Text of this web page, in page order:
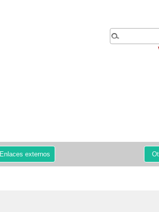
Enlaces externos